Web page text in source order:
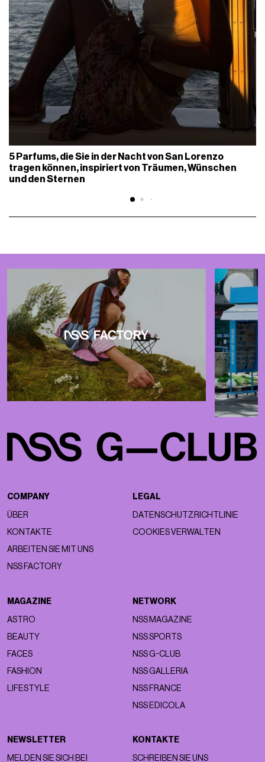
5 Parfums, die Sie in der Nacht von San Lorenzo
tragen können, inspiriert von Träumen, Wünschen
und den Sternen
COMPANY
ÜBER
KONTAKTE
ARBEITEN SIE MIT UNS
NSS FACTORY
LEGAL
DATENSCHUTZRICHTLINIE
COOKIES VERWALTEN
MAGAZINE
ASTRO
BEAUTY
FACES
FASHION
LIFESTYLE
NETWORK
NSS MAGAZINE
NSS SPORTS
NSS G-CLUB
NSS GALLERIA
NSS FRANCE
NSS EDICOLA
NEWSLETTER
MELDEN SIE SICH BEI
KONTAKTE
SCHREIBEN SIE UNS